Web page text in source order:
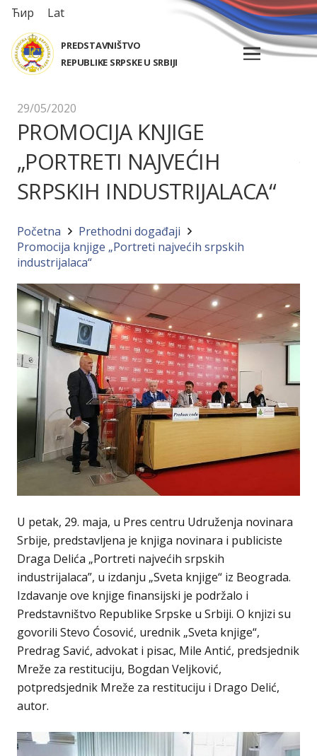
Ћир Lat
PREDSTAVNIŠTVO
REPUBLIKE SRPSKE U SRBIJI
29/05/2020
PROMOCIJA KNJIGE
„PORTRETI NAJVEĆIH
SRPSKIH INDUSTRIJALACA“
Početna
Prethodni događaji
Promocija knjige „Portreti najvećih srpskih
industrijalaca“
U petak, 29. maja, u Pres centru Udruženja novinara
Srbije, predstavljena je knjiga novinara i publiciste
Draga Delića „Portreti najvećih srpskih
industrijalaca”, u izdanju „Sveta knjige“ iz Beograda.
Izdavanje ove knjige finansijski je podržalo i
Predstavništvo Republike Srpske u Srbiji. O knjizi su
govorili Stevo Ćosović, urednik „Sveta knjige“,
Predrag Savić, advokat i pisac, Mile Antić, predsjednik
Mreže za restituciju, Bogdan Veljković,
potpredsjednik Mreže za restituciju i Drago Delić,
autor.